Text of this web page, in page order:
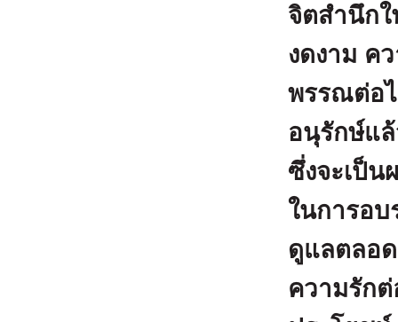
จิตสำนึก
งดงาม ค
พรรณต่อ
อนุรักษ์แล้
ซึ่งจะเป็น
ในการอบ
ดูแลตลอ
ความรัก